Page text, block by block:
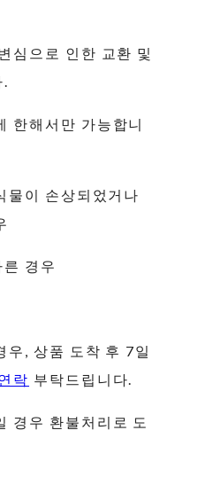
심으로 인한 교환 및
한해서만 가능합니
물이 손상되었거나
경우
우, 상품 도착 후 7일
락 부탁드립니다.
경우 환불처리로 도